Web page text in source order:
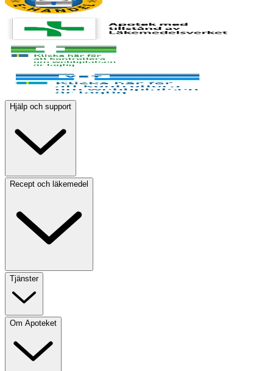
Hjälp och support
Recept och läkemedel
Tjänster
Om Apoteket